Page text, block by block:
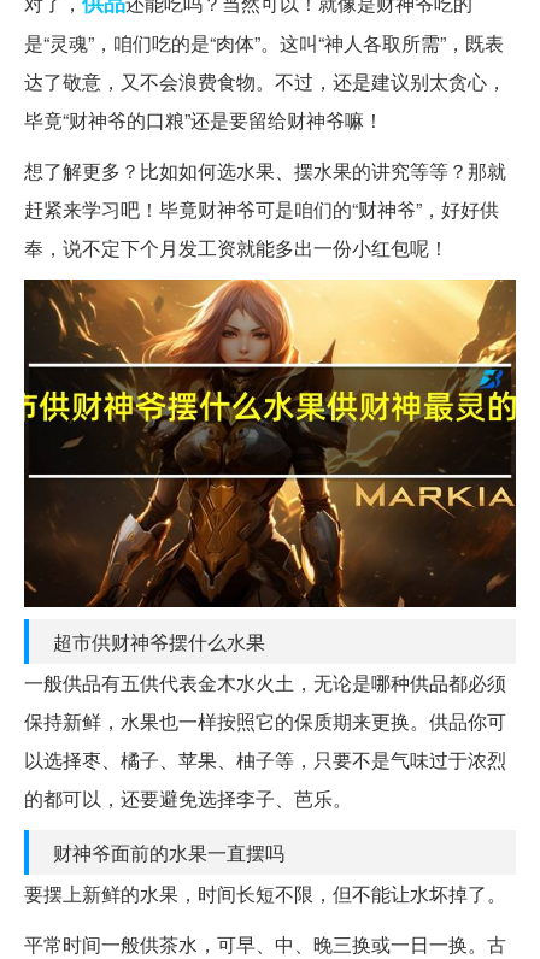
是“灵魂”，咱们吃的是“肉体”。这叫“神人各取所需”，既表
达了敬意，又不会浪费食物。不过，还是建议别太贪心，
毕竟“财神爷的口粮”还是要留给财神爷嘛！
想了解更多？比如如何选水果、摆水果的讲究等等？那就
赶紧来学习吧！毕竟财神爷可是咱们的“财神爷”，好好供
奉，说不定下个月发工资就能多出一份小红包呢！
超市供财神爷摆什么水果
一般供品有五供代表金木水火土，无论是哪种供品都必须
保持新鲜，水果也一样按照它的保质期来更换。供品你可
以选择枣、橘子、苹果、柚子等，只要不是气味过于浓烈
的都可以，还要避免选择李子、芭乐。
财神爷面前的水果一直摆吗
要摆上新鲜的水果，时间长短不限，但不能让水坏掉了。
平常时间一般供茶水，可早、中、晚三换或一日一换。古